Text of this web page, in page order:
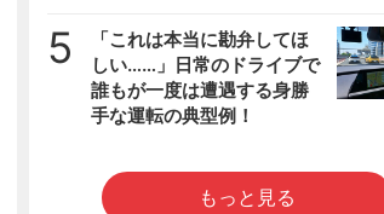
5
「これは本当に勘弁してほ
しい……」日常のドライブで
誰もが一度は遭遇する身勝
手な運転の典型例！
もっと見る